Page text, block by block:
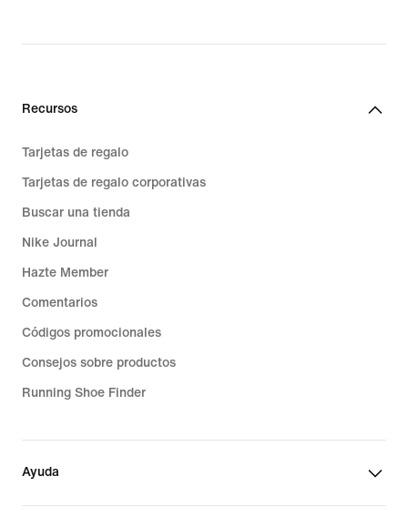
Recursos
Tarjetas de regalo
Tarjetas de regalo corporativas
Buscar una tienda
Nike Journal
Hazte Member
Comentarios
Códigos promocionales
Consejos sobre productos
Running Shoe Finder
Ayuda